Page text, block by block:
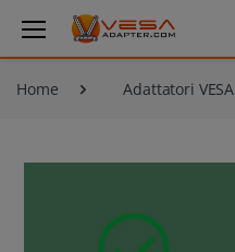
Home Adattatori VESA